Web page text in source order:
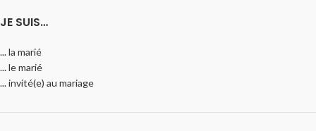
JE SUIS…
... la marié
... le marié
... invité(e) au mariage